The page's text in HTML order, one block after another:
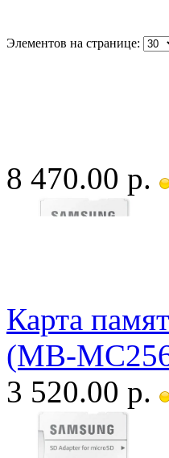
Элементов на странице:
8 470.00 р.
Карта
(MB-
3 520.00 р.